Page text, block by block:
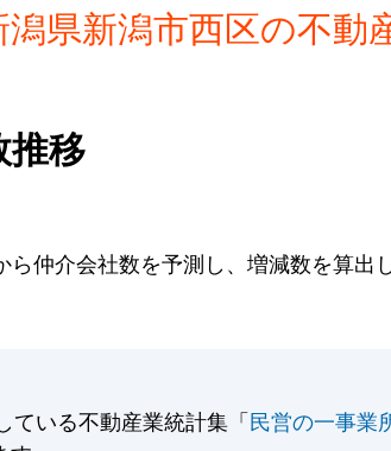
潟県新潟市西区の不動
推移
仲介会社数を予測し、増減数を算
ている不動産業統計集「民営の一事業